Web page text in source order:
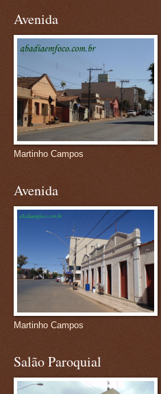
Avenida
Martinho Campos
Avenida
Martinho Campos
Salão Paroquial